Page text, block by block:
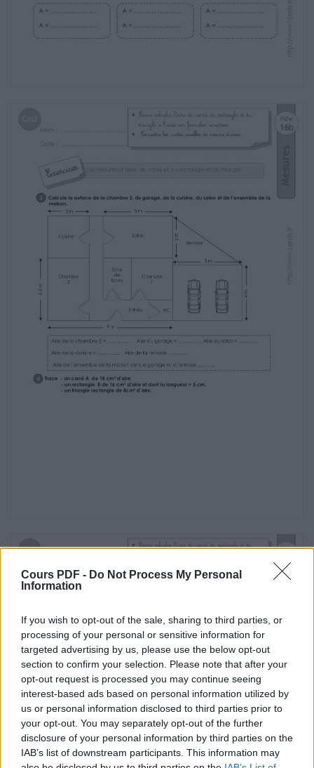
Cours PDF - Do Not Process My Personal
Information
If you wish to opt-out of the sale, sharing to third parties, or
processing of your personal or sensitive information for
targeted advertising by us, please use the below opt-out
section to confirm your selection. Please note that after your
opt-out request is processed you may continue seeing
interest-based ads based on personal information utilized by
us or personal information disclosed to third parties prior to
your opt-out. You may separately opt-out of the further
disclosure of your personal information by third parties on the
IAB’s list of downstream participants. This information may
4,6 cm
4,6 cm
A = ……………
A = ……………
A = ……………
A = ……………………
A = ……………………
A = ……………………
A = ……………………
A = ……………………

triangle à l’aide des formules adaptées.
Fiche
16b
Connaître les unités usuelles de mesure
d’aires.
Mesures